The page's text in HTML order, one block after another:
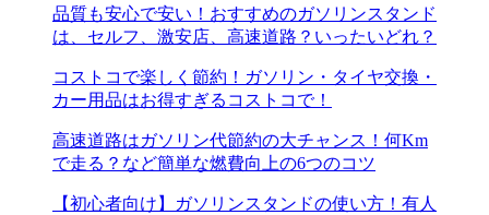
品質も安心で安い！おすすめのガソリンスタンド
は、セルフ、激安店、高速道路？いったいどれ？
コストコで楽しく節約！ガソリン・タイヤ交換・
カー用品はお得すぎるコストコで！
高速道路はガソリン代節約の大チャンス！何Km
で走る？など簡単な燃費向上の6つのコツ
【初心者向け】ガソリンスタンドの使い方！有人